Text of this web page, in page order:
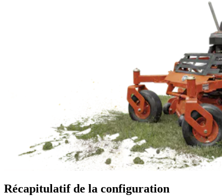
Récapitulatif de la configuration